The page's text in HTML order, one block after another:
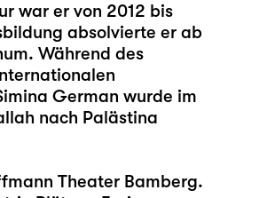
war er von 2012 bis
absolvierte er ab
Während des
German wurde im
nach Palästina
Theater Bamberg.